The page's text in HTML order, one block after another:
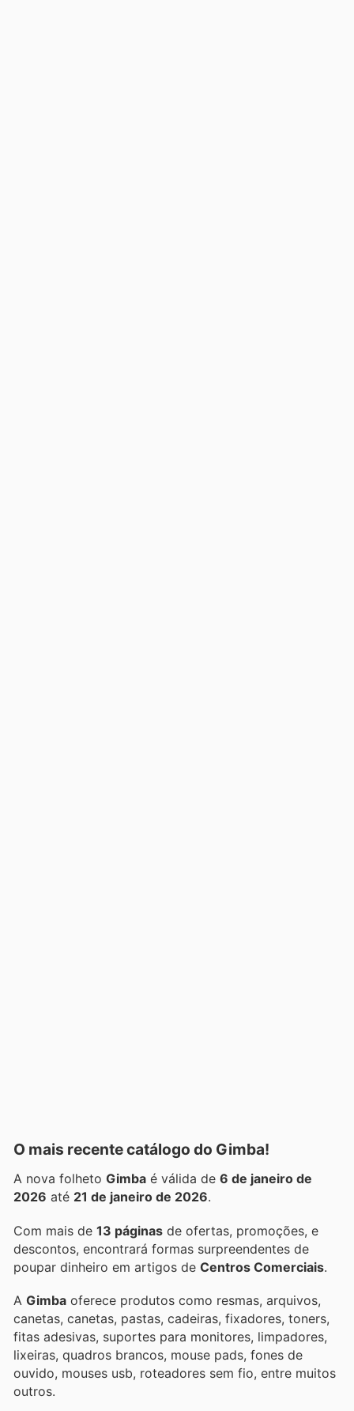
O mais recente catálogo do Gimba!
A nova folheto Gimba é válida de 6 de janeiro de
2026 até 21 de janeiro de 2026.
Com mais de 13 páginas de ofertas, promoções, e
descontos, encontrará formas surpreendentes de
poupar dinheiro em artigos de Centros Comerciais.
A Gimba oferece produtos como resmas, arquivos,
canetas, canetas, pastas, cadeiras, fixadores, toners,
fitas adesivas, suportes para monitores, limpadores,
lixeiras, quadros brancos, mouse pads, fones de
ouvido, mouses usb, roteadores sem fio, entre muitos
outros.